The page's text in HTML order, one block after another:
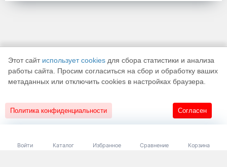
К началу страницы
Разработано в «АЛЬФА Системс»
18+
Войти Каталог Избранное Сравнение Корзина
Этот сайт использует cookies для сбора статистики и анализа
работы сайта. Просим согласиться на сбор и обработку ваших
метаданных или отключить cookies в настройках браузера.
Политика конфиденциальности Согласен